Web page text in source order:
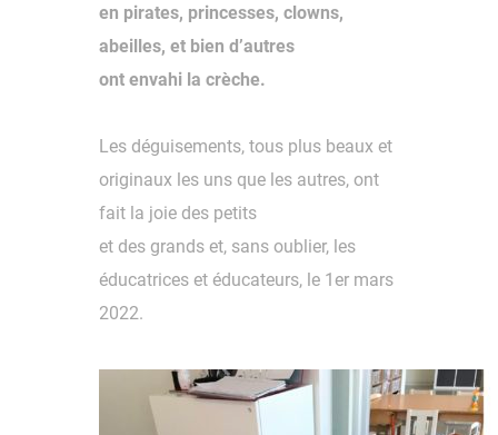
en pirates, princesses, clowns,
abeilles, et bien d’autres
ont envahi la crèche.
Les déguisements, tous plus beaux et
originaux les uns que les autres, ont
fait la joie des petits
et des grands et, sans oublier, les
éducatrices et éducateurs, le 1er mars
2022.